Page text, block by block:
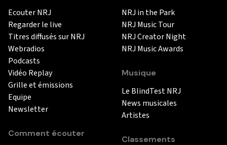
Ecouter NRJ
Regarder le live
Titres diffusés sur NRJ
Webradios
Podcasts
Vidéo Replay
Grille et émissions
Equipe
Newsletter
Comment écouter
NRJ in the Park
NRJ Music Tour
NRJ Creator Night
NRJ Music Awards
Musique
Le BlindTest NRJ
News musicales
Artistes
Classements